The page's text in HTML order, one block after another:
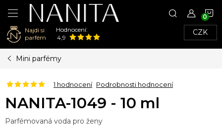
Najdi si
parfém
Hodnocení:
4,9
CZK
Mini parfémy
1 hodnocení Podrobnosti hodnocení
NANITA-1049 - 10 ml
Parfémovaná voda pro ženy